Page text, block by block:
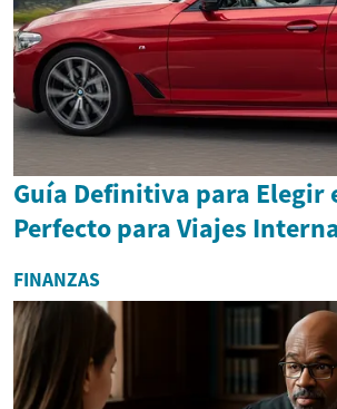
Guía Definitiva para Elegir
Perfecto para Viajes
FINANZAS